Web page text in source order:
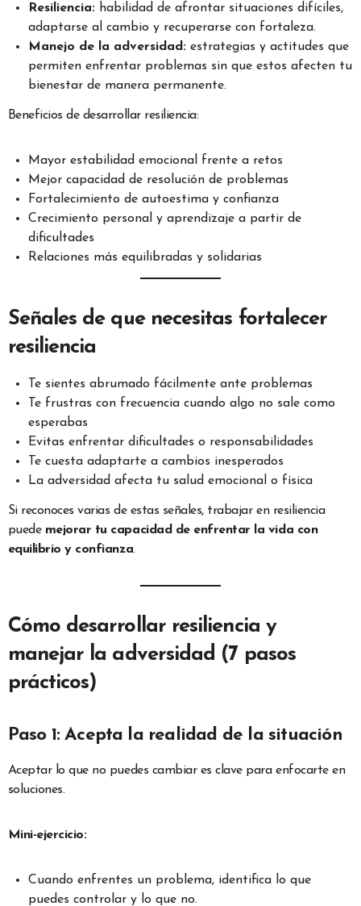
Resiliencia: habilidad de afrontar situaciones difíciles,
adaptarse al cambio y recuperarse con fortaleza.
Manejo de la adversidad: estrategias y actitudes que
permiten enfrentar problemas sin que estos afecten tu
bienestar de manera permanente.
Beneficios de desarrollar resiliencia:
Mayor estabilidad emocional frente a retos
Mejor capacidad de resolución de problemas
Fortalecimiento de autoestima y confianza
Crecimiento personal y aprendizaje a partir de
dificultades
Relaciones más equilibradas y solidarias
Señales de que necesitas fortalecer
resiliencia
Te sientes abrumado fácilmente ante problemas
Te frustras con frecuencia cuando algo no sale como
esperabas
Evitas enfrentar dificultades o responsabilidades
Te cuesta adaptarte a cambios inesperados
La adversidad afecta tu salud emocional o física
Si reconoces varias de estas señales, trabajar en resiliencia
puede mejorar tu capacidad de enfrentar la vida con
equilibrio y confianza.
Cómo desarrollar resiliencia y
manejar la adversidad (7 pasos
prácticos)
Paso 1: Acepta la realidad de la situación
Aceptar lo que no puedes cambiar es clave para enfocarte en
soluciones.
Mini-ejercicio:
Cuando enfrentes un problema, identifica lo que
puedes controlar y lo que no.